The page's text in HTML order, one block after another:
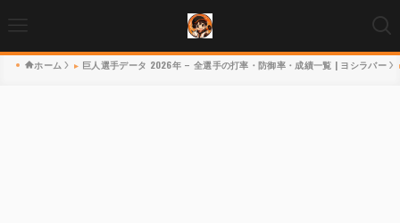
ホーム 巨人選手データ 2026年 – 全選手の打率・防御率・成績一覧 | ヨシラバー